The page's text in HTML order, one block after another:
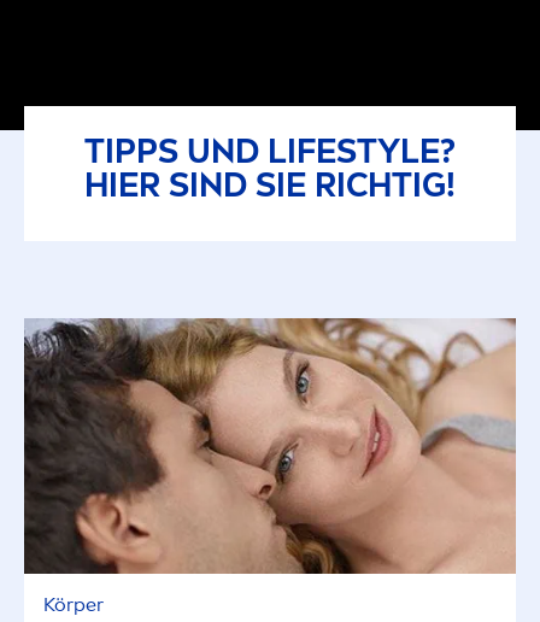
TIPPS UND LIFESTYLE?
HIER SIND SIE RICHTIG!
Körper